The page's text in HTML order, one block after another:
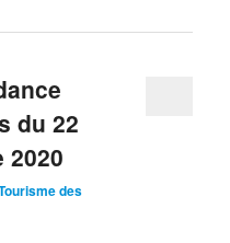
du 22
2020
des